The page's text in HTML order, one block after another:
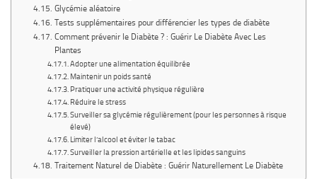
Glycémie aléatoire
Tests supplémentaires pour différencier les types de diabète
Comment prévenir le Diabète ? : Guérir Le Diabète Avec Les
Plantes
Adopter une alimentation équilibrée
Maintenir un poids santé
Pratiquer une activité physique régulière
Réduire le stress
Surveiller sa glycémie régulièrement (pour les personnes à risque
élevé)
Limiter l’alcool et éviter le tabac
Surveiller la pression artérielle et les lipides sanguins
Traitement Naturel de Diabète : Guérir Naturellement Le Diabète